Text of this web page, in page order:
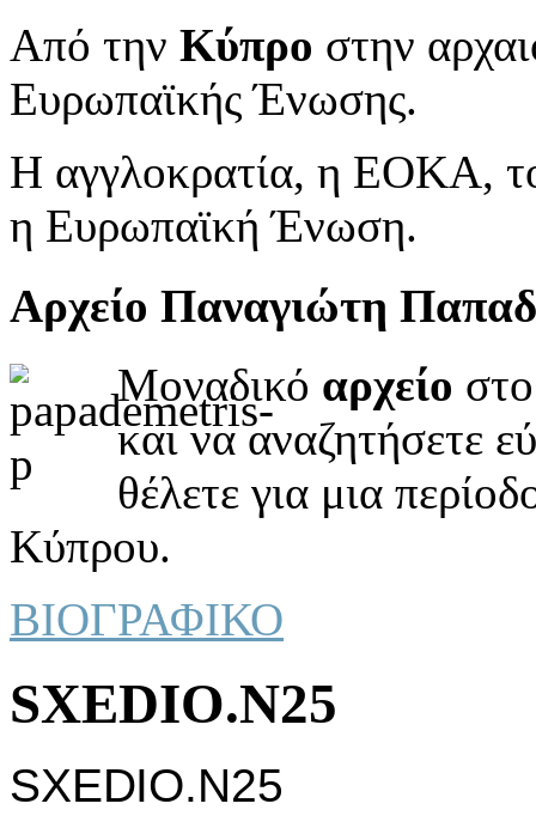
Από την Κύπρο στην
Ευρωπαϊκής Ένωσης.
Η αγγλοκρατία, η ΕΟΚΑ,
η Ευρωπαϊκή Ένωση.
Αρχείο Παναγιώτη
Μοναδικό αρχείο
και να αναζητήσετε
θέλετε για μια
Κύπρου.
ΒΙΟΓΡΑΦΙΚΟ
SXEDIO.N25
SXEDIO.N25